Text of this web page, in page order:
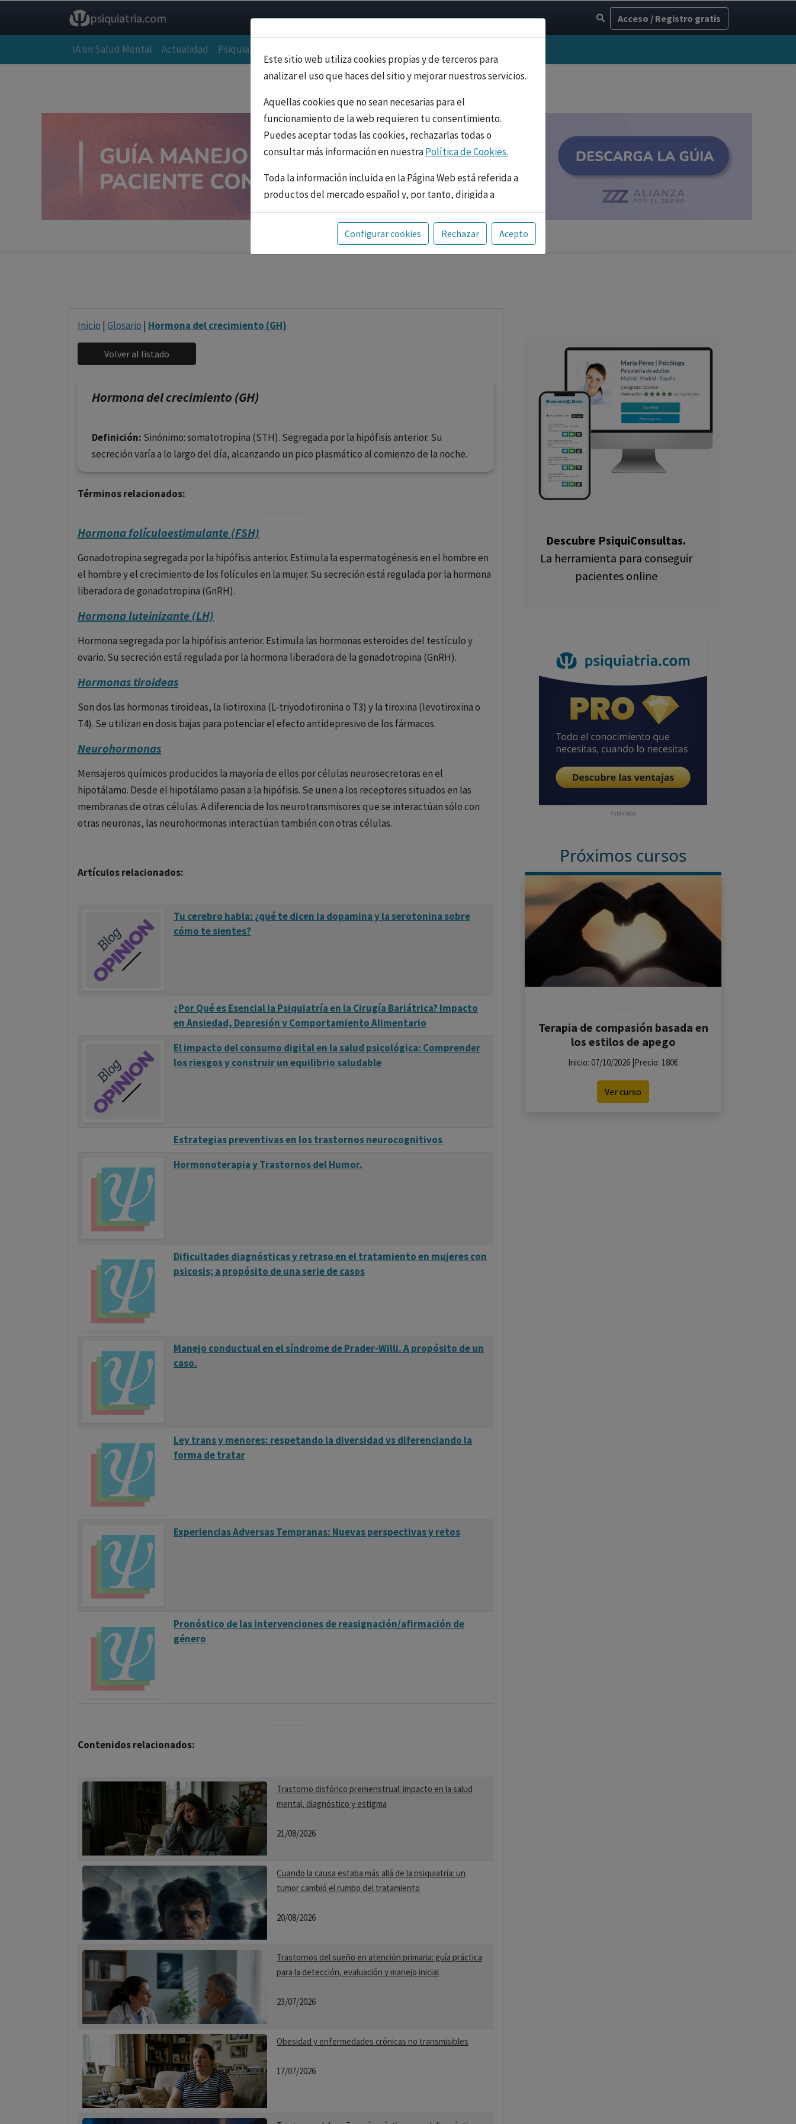
psiquiatria.com Acceso / Registro gratis
IA en Salud Mental Actualidad Psiquiatría
Este sitio web utiliza cookies propias y de terceros para
analizar el uso que haces del sitio y mejorar nuestros servicios.
Aquellas cookies que no sean necesarias para el
funcionamiento de la web requieren tu consentimiento.
Puedes aceptar todas las cookies, rechazarlas todas o
consultar más información en nuestraPolítica de Cookies.
Toda la información incluida en la Página Web está referida a
productos del mercado español y, por tanto, dirigida a
profesionales sanitarios legalmente facultados para
prescribir o dispensar medicamentos con ejercicio
profesional. La información técnica de los fármacos se facilita
Configurar cookies Rechazar Acepto
Inicio | Glosario | Hormona del crecimiento (GH)
Hormona del crecimiento (GH)
Definición: Sinónimo: somatotropina (STH). Segregada por la hipófisis anterior. Su
secreción varía a lo largo del día, alcanzando un pico plasmático al comienzo de la noche.
Términos relacionados:
Hormona folículoestimulante (FSH)
Gonadotropina segregada por la hipófisis anterior. Estimula la espermatogénesis en el hombre en
el hombre y el crecimiento de los folículos en la mujer. Su secreción está regulada por la hormona
liberadora de gonadotropina (GnRH).
Hormona luteinizante (LH)
Hormona segregada por la hipófisis anterior. Estimula las hormonas esteroides del testículo y
ovario. Su secreción está regulada por la hormona liberadora de la gonadotropina (GnRH).
Hormonas tiroideas
Son dos las hormonas tiroideas, la liotiroxina (L-triyodotironina o T3) y la tiroxina (levotiroxina o
T4). Se utilizan en dosis bajas para potenciar el efecto antidepresivo de los fármacos.
Neurohormonas
Mensajeros químicos producidos la mayoría de ellos por células neurosecretoras en el
hipotálamo. Desde el hipotálamo pasan a la hipófisis. Se unen a los receptores situados en las
membranas de otras células. A diferencia de los neurotransmisores que se interactúan sólo con
otras neuronas, las neurohormonas interactúan también con otras células.
Artículos relacionados:
Tu cerebro habla: ¿qué te dicen la dopamina y la serotonina sobre
cómo te sientes?
¿Por Qué es Esencial la Psiquiatría en la Cirugía Bariátrica? Impacto
en Ansiedad, Depresión y Comportamiento Alimentario
El impacto del consumo digital en la salud psicológica: Comprender
los riesgos y construir un equilibrio saludable
Estrategias preventivas en los trastornos neurocognitivos
Hormonoterapia y Trastornos del Humor.
Dificultades diagnósticas y retraso en el tratamiento en mujeres con
psicosis; a propósito de una serie de casos
Manejo conductual en el síndrome de Prader-Willi. A propósito de un
caso.
Ley trans y menores: respetando la diversidad vs diferenciando la
forma de tratar
Experiencias Adversas Tempranas: Nuevas perspectivas y retos
Pronóstico de las intervenciones de reasignación/afirmación de
género
Contenidos relacionados:
Trastorno disfórico premenstrual: impacto en la salud
mental, diagnóstico y estigma
21/08/2026
Cuando la causa estaba más allá de la psiquiatría: un
tumor cambió el rumbo del tratamiento
20/08/2026
Trastornos del sueño en atención primaria: guía práctica
para la detección, evaluación y manejo inicial
23/07/2026
Obesidad y enfermedades crónicas no transmisibles
17/07/2026
Descubre PsiquiConsultas.
La herramienta para conseguir
pacientes online
Publicidad
Próximos cursos
Terapia de compasión basada en
los estilos de apego
Inicio: 07/10/2026 |Precio: 180€
Ver curso